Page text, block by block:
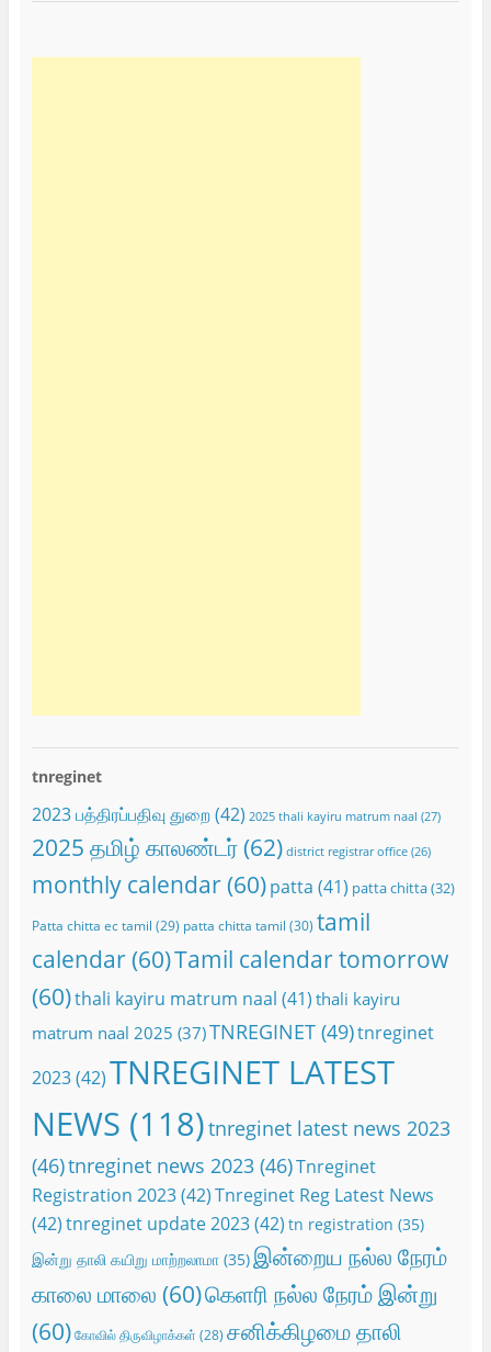
tnreginet
2023 பத்திரப்பதிவு துறை(42) 2025 thali kayiru matrum naal (27)
2025 தமிழ் காலண்டர்(62) district registrar office(26)
monthly calendar(60) patta (41) patta chitta(32)
Patta chitta ec tamil (29) patta chitta tamil (30) tamil
calendar(60)Tamil calendar tomorrow
(60)thali kayiru matrum naal (41) thali kayiru
matrum naal 2025 (37)TNREGINET(49)tnreginet
2023(42)TNREGINET LATEST
NEWS (118)tnreginet latest news 2023
(46)tnreginet news 2023(46)Tnreginet
Registration 2023(42)Tnreginet Reg Latest News
(42)tnreginet update 2023(42) tn registration (35)
இன்று தாலி கயிறு மாற்றலாமா(35)இன்றைய நல்ல நேரம்
காலை மாலை (60)கெளரி நல்ல நேரம் இன்று
(60) கோவில் திருவிழாக்கள் (28) சனிக்கிழமை தாலி